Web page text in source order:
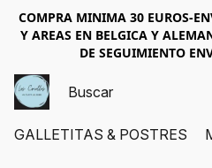
COMPRA MINIMA 30 EUROS-
Y AREAS EN BELGICA Y
DE SEGUIMIENTO
GALLETITAS & POSTRES